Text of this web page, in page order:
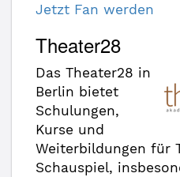
Jetzt Fan werden
Theater28
Das Theater28 in
Berlin bietet
Schulungen,
Kurse und
Weiterbildungen für
Schauspiel,